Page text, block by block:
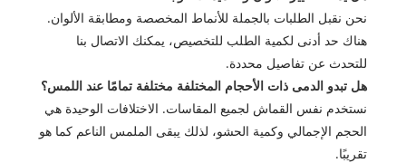
نحن نقبل الطلبات بالجملة للأنماط المخصصة ومطابقة الألوان.
هناك حد أدنى لكمية الطلب للتخصيص، يمكنك الاتصال بنا
للتحدث عن تفاصيل محددة.
هل تبدو الدمى ذات الأحجام المختلفة مختلفة تمامًا عند اللمس؟
نستخدم نفس القماش لجميع المقاسات. الاختلافات الوحيدة هي
الحجم الإجمالي وكمية الحشو، لذلك يبقى الملمس الناعم كما هو
تقريبًا.